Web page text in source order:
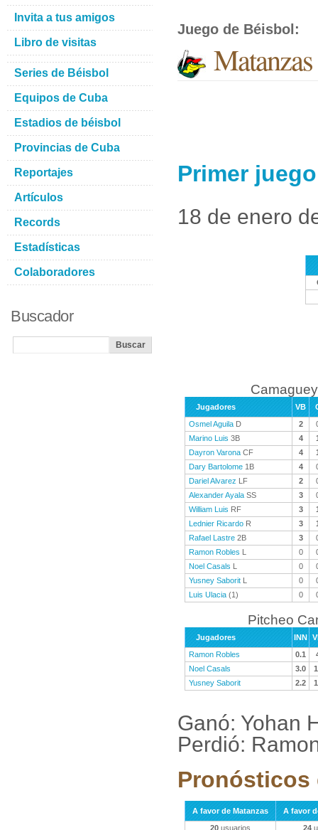
Juego de Béisbol :
Primer
18 de enero
Jugadores VB
Osmel Aguila D 2
Marino Luis 3B 4
Dayron Varona CF 4
Dary Bartolome 1B 4
Dariel Alvarez LF 2
Alexander Ayala SS 3
William Luis RF 3
Lednier Ricardo R 3
Rafael Lastre 2B 3
Ramon Robles L 0
Noel Casals L 0
Yusney Saborit L 0
Luis Ulacia (1) 0
Pitcheo
Jugadores INN
Ramon Robles
0.1
Noel Casals
3.0
Yusney Saborit
2.2
Ganó: Yohan
Perdió:
Pronósticos
A favor de Matanzas
A favor
20 usuarios 24
Invita a tus amigos
Libro de visitas
Series de Béisbol
Equipos de Cuba
Estadios de béisbol
Provincias de Cuba
Reportajes
Artículos
Records
Estadísticas
Colaboradores
Buscador